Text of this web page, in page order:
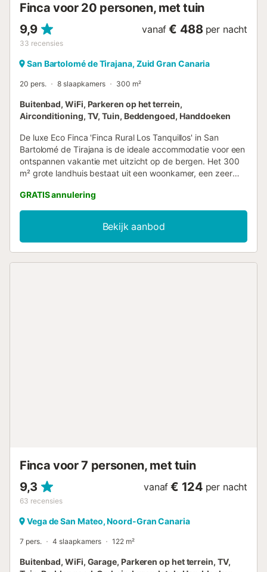
Finca voor 20 personen, met tuin
9,9
33 recensies
vanaf € 488 per nacht
San Bartolomé de Tirajana, Zuid Gran Canaria
20 pers. 8 slaapkamers 300 m²
Buitenbad, WiFi, Parkeren op het terrein,
Airconditioning, TV, Tuin, Beddengoed, Handdoeken
De luxe Eco Finca 'Finca Rural Los Tanquillos' in San
Bartolomé de Tirajana is de ideale accommodatie voor een
ontspannen vakantie met uitzicht op de bergen. Het 300
m² grote landhuis bestaat uit een woonkamer, een zeer
evenals 2 extra toiletten en is daarom geschikt voor 18
personen. We hebben in totaal 5 kamers met
airconditioning: - 2 tweepersoonskamers
(tweepersoonsbed) - 4 personen. - 2 tweepersoonskamers
(eenpersoonsbedden) - 4 personen - 1 vierpersoonskamer
GRATIS annulering
Bekijk aanbod
Finca voor 7 personen, met tuin
9,3
63 recensies
vanaf € 124 per nacht
Vega de San Mateo, Noord-Gran Canaria
7 pers. 4 slaapkamers 122 m²
Buitenbad, WiFi, Garage, Parkeren op het terrein, TV,